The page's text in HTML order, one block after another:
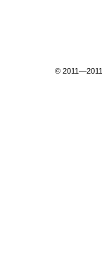
© 2011—2011